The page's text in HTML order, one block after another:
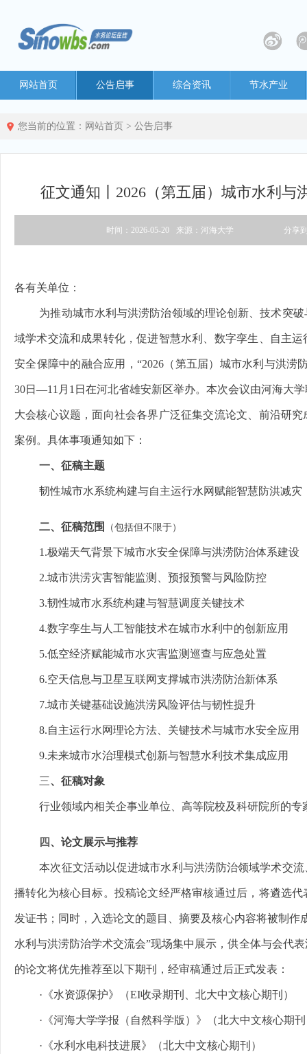
网站首页 公告启事 综合资讯 节水产业
您当前的位置： 网站首页 > 公告启事
征文通知丨2026（第五届）城市水利与
时间：2026-05-20 来源：河海大学 分享
各有关单位：
为推动城市水利与洪涝防治领域的理论创新、技术突
域学术交流和成果转化，促进智慧水利、数字孪生、自主
安全保障中的融合应用，“2026（第五届）城市水利与洪涝
30日—11月1日在河北省雄安新区举办。本次会议由河海大
大会核心议题，面向社会各界广泛征集交流论文、前沿研
案例。具体事项通知如下：
一、征稿主题
韧性城市水系统构建与自主运行水网赋能智慧防洪减灾
二、征稿范围 （包括但不限于）
1.极端天气背景下城市水安全保障与洪涝防治体系建设
2.城市洪涝灾害智能监测、预报预警与风险防控
3.韧性城市水系统构建与智慧调度关键技术
4.数字孪生与人工智能技术在城市水利中的创新应用
5.低空经济赋能城市水灾害监测巡查与应急处置
6.空天信息与卫星互联网支撑城市洪涝防治新体系
7.城市关键基础设施洪涝风险评估与韧性提升
8.自主运行水网理论方法、关键技术与城市水安全应用
9.未来城市水治理模式创新与智慧水利技术集成应用
三、征稿对象
行业领域内相关企事业单位、高等院校及科研院所的
四、论文展示与推荐
本次征文活动以促进城市水利与洪涝防治领域学术交
播转化为核心目标。投稿论文经严格审核通过后，将遴选
发证书；同时，入选论文的题目、摘要及核心内容将被制作
水利与洪涝防治学术交流会”现场集中展示，供全体与会代
的论文将优先推荐至以下期刊，经审稿通过后正式发表：
·《水资源保护》（EI收录期刊、北大中文核心期刊）
·《河海大学学报（自然科学版）》（北大中文核心期
·《水利水电科技进展》（北大中文核心期刊）